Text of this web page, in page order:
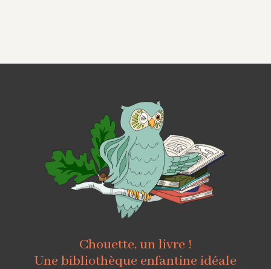
Chouette, un livre !
Une bibliothèque enfantine idéale